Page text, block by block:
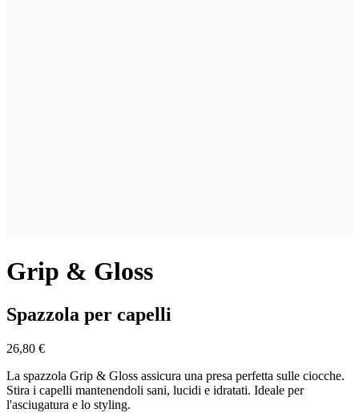
Grip & Gloss
Spazzola per capelli
26,80 €
La spazzola Grip & Gloss assicura una presa perfetta sulle ciocche.
Stira i capelli mantenendoli sani, lucidi e idratati. Ideale per
l'asciugatura e lo styling.